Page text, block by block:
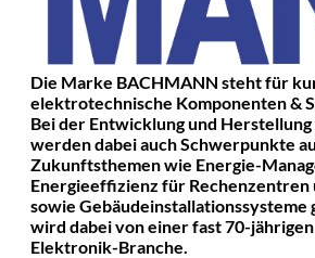
Die Marke BACHMANN steht für
elektrotechnische Komponenten &
Bei der Entwicklung und
werden dabei auch Schwerpunkte
Zukunftsthemen wie Energie-
Energieeffizienz für Rechenzentren
sowie
wird dabei von einer fast 70-
Elektronik-Branche.